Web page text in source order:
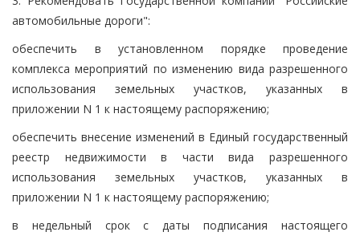
автомобильные дороги":
обеспечить в установленном порядке проведение
комплекса мероприятий по изменению вида разрешенного
использования земельных участков, указанных в
приложении N 1 к настоящему распоряжению;
обеспечить внесение изменений в Единый государственный
реестр недвижимости в части вида разрешенного
использования земельных участков, указанных в
приложении N 1 к настоящему распоряжению;
в недельный срок с даты подписания настоящего